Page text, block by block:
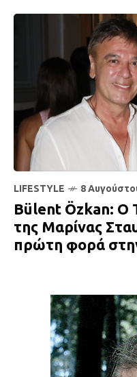
LIFESTYLE 8
Bülent Özkan: Ο
της Μαρίνας
πρώτη φορά